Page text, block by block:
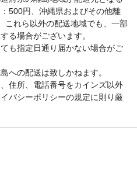
500円、沖縄県およびその他離
これら以外の配送地域でも、一部
る場合がございます。
も指定日通り届かない場合がご
への配送は致しかねます。
住所、電話番号をカインズ以外
バシーポリシーの規定に則り厳